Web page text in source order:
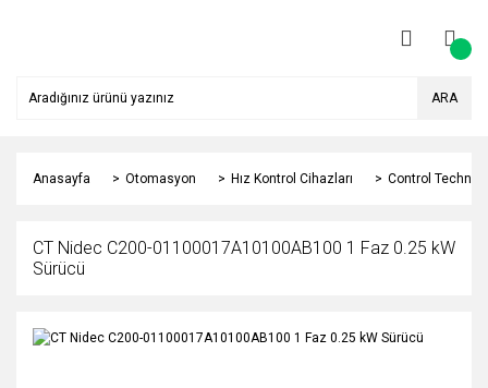
ARA
Anasayfa Otomasyon Hız Kontrol Cihazları Control
CT Nidec C200-01100017A10100AB100 1 Faz 0.25 kW
Sürücü